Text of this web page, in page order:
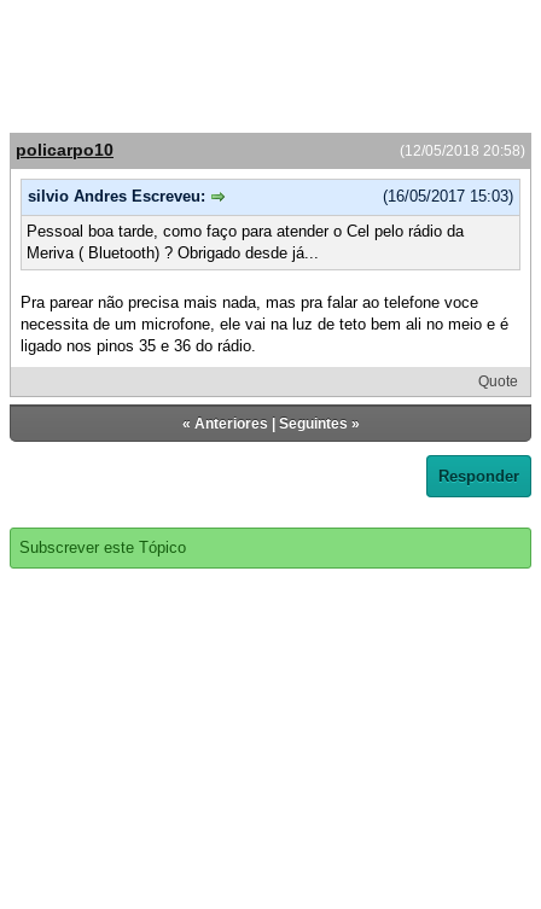
(12/05/2018 20:58)
policarpo10
(16/05/2017 15:03)
silvio Andres Escreveu:
Pessoal boa tarde, como faço para atender o Cel pelo rádio da
Meriva ( Bluetooth) ? Obrigado desde já...
Pra parear não precisa mais nada, mas pra falar ao telefone voce
necessita de um microfone, ele vai na luz de teto bem ali no meio e é
ligado nos pinos 35 e 36 do rádio.
Quote
« Anteriores | Seguintes »
Responder
Subscrever este Tópico